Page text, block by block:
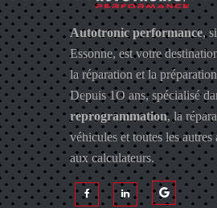
Autotronic performance,
Essonne, est votre
la réparation et la
Depuis 1O ans, spécialisé
reprogrammation, la
véhicules et toutes les autres
aux calculateurs.